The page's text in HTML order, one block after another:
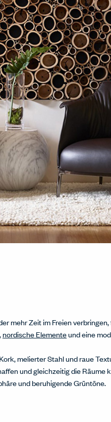
mehr Zeit im Freien
nordische Elementeund eine
melierter Stahl und raue
und gleichzeitig die
und beruhigende Grüntöne.